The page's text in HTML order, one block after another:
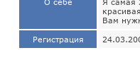
О себе
Я самая
Вам
Регистрация